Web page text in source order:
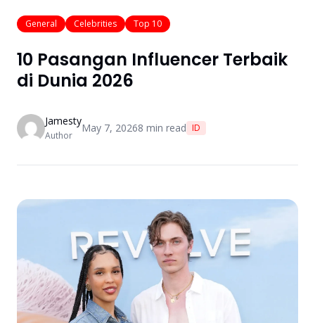
General Celebrities Top 10
10 Pasangan Influencer Terbaik
di Dunia 2026
Jamesty
Author
May 7, 20268 min read ID